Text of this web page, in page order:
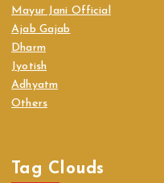
Mayur Jani Official
Ajab Gajab
Dharm
Jyotish
Adhyatm
Others
Tag Clouds